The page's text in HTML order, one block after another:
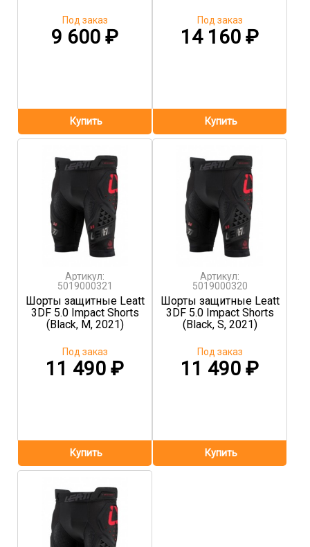
9 600 ₽
Под заказ
14 160₽
Под заказ
Артикул:
5019000321
Шорты защитные Leatt
3DF 5.0 Impact Shorts
(Black, M, 2021)
11 490 ₽
Под заказ
Артикул:
5019000320
Шорты защитные Leatt
3DF 5.0 Impact Shorts
(Black, S, 2021)
11 490₽
Под заказ